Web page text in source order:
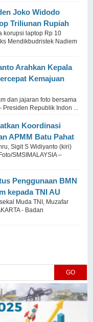
Joko Widodo
Triliunan Rupiah
korupsi laptop Rp 10
Mendikbudristek Nadiem
Arahkan Kepala
Kemajuan
dan jajaran foto bersama
Presiden Republik Indon ...
Koordinasi
APMM Batu Pahat
Sigit S Widiyanto (kiri)
SMSIMALAYSIA –
Penggunaan BMN
kepada TNI AU
Muda TNI, Muzafar
- Badan
GO